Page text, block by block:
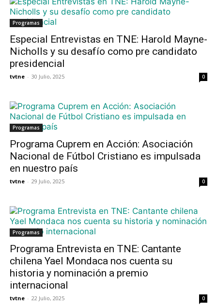
Programas
Especial Entrevistas en TNE: Harold Mayne-
Nicholls y su desafío como pre candidato
presidencial
tvtne - 30 Julio, 2025 0
Programas
Programa Cuprem en Acción: Asociación
Nacional de Fútbol Cristiano es impulsada
en nuestro país
tvtne - 29 Julio, 2025 0
Programas
Programa Entrevista en TNE: Cantante
chilena Yael Mondaca nos cuenta su
historia y nominación a premio
internacional
tvtne - 22 Julio, 2025 0